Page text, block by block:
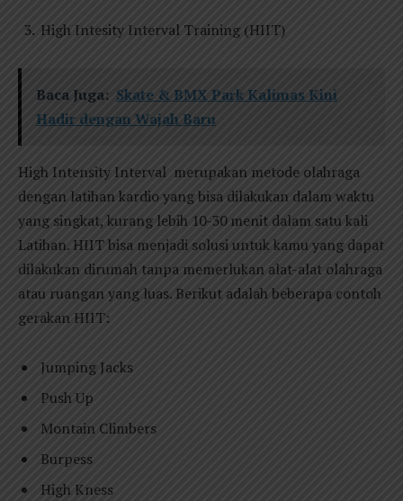
High Intesity Interval Training (HIIT)
Baca Juga: Skate & BMX Park Kalimas Kini
Hadir dengan Wajah Baru
High Intensity Interval merupakan metode olahraga
dengan latihan kardio yang bisa dilakukan dalam waktu
yang singkat, kurang lebih 10-30 menit dalam satu kali
Latihan. HIIT bisa menjadi solusi untuk kamu yang dapat
dilakukan dirumah tanpa memerlukan alat-alat olahraga
atau ruangan yang luas. Berikut adalah beberapa contoh
gerakan HIIT:
Jumping Jacks
Push Up
Montain Climbers
Burpess
High Kness